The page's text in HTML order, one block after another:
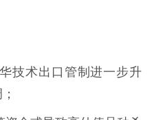
技术出口管制进一步升